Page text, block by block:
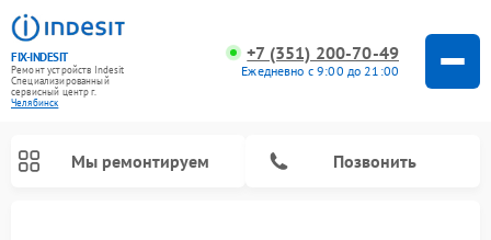
FIX-INDESIT
Ремонт устройств Indesit
Специализированный
cервисный центр г.
Челябинск
+7 (351) 200-70-49
Ежедневно с 9:00 до 21:00
Мы ремонтируем Позвонить